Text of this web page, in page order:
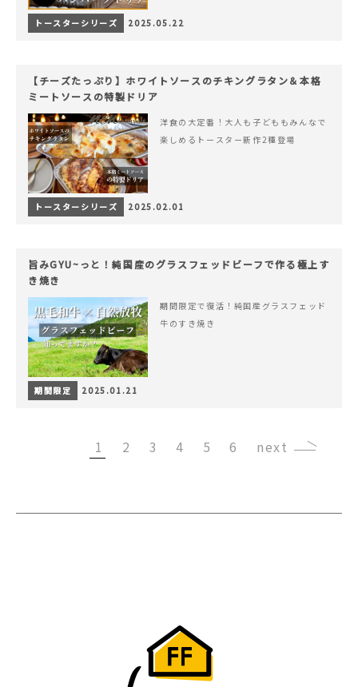
トースターシリーズ 2025.05.22
【チーズたっぷり】ホワイトソースのチキングラタン＆本格
ミートソースの特製ドリア
洋食の大定番！大人も子どももみんなで
楽しめるトースター新作2種登場
トースターシリーズ 2025.02.01
旨みGYU~っと！純国産のグラスフェッドビーフで作る極上す
き焼き
期間限定で復活！純国産グラスフェッド
牛のすき焼き
期間限定 2025.01.21
1 2 3 4 5 6 ›